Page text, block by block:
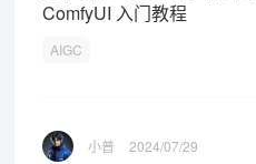
ComfyUI 入门教程
AIGC
小普 2024/07/29